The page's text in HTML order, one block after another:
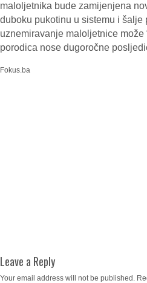
maloljetnika bude zamijenjena
duboku pukotinu u sistemu i šalje
uznemiravanje maloljetnice može
porodica nose dugoročne
Fokus.ba
Leave a Reply
Your email address will not be published.